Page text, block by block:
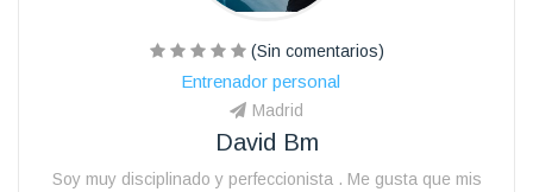
(Sin comentarios)
Entrenador personal
Madrid
David Bm
Soy muy disciplinado y perfeccionista . Me gusta que mis